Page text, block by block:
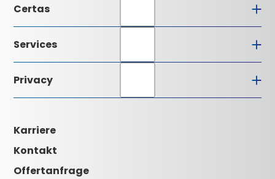
Certas
Geschäftsleitung
Alarmzentrale
Qualitätsverständnis
Zertifizierung
Aktuelles
Karriere
Services
Downloads
Glossar
Privacy
Karriere
Kontakt
Offertanfrage